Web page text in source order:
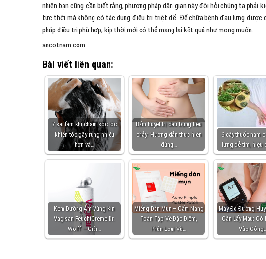
nhiên bạn cũng cần biết rằng, phương pháp dân gian này đòi hỏi chúng ta
tức thời mà không có tác dụng điều trị triệt để. Để chữa bệnh đau lưng được
pháp điều trị phù hợp, kịp thời mới có thể mang lại kết quả như mong muốn.
ancotnam.com
Bài viết liên quan:
7 sai lầm khi chăm sóc tóc
khiến tóc gãy rụng nhiều
hơn và…
Bấm huyệt trị đau bụng tiêu
chảy: Hướng dẫn thực hiện
đúng…
6 cây thuốc nam
lưng dễ tìm, hiệu
Kem Dưỡng Ẩm Vùng Kín
Vagisan FeuchtCreme Dr.
Wolff – Giải…
Miếng Dán Mụn – Cẩm Nang
Toàn Tập Về Đặc Điểm,
Phân Loại Và…
Máy Đo Đường
Cần Lấy Máu: Có
Vào